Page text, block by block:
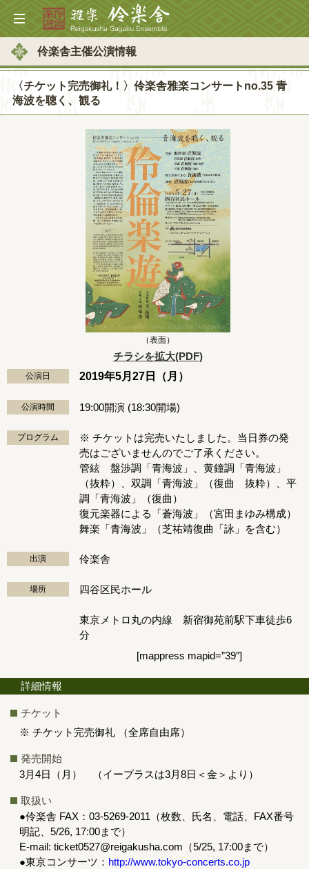
伶楽舎主催公演情報
〈チケット完売御礼！〉伶楽舎雅楽コンサートno.35 青
海波を聴く、観る
（表面）
チラシを拡大(PDF)
公演日 2019年5月27日（月）
公演時間 19:00開演 (18:30開場)
プログラム
※ チケットは完売いたしました。当日券の発
売はございませんのでご了承ください。
管絃 盤渉調「青海波」、黄鐘調「青海波」
（抜粋）、双調「青海波」（復曲 抜粋）、平
調「青海波」（復曲）
復元楽器による「蒼海波」（宮田まゆみ構成）
舞楽「青海波」（芝祐靖復曲「詠」を含む）
出演 伶楽舎
場所 四谷区民ホール
東京メトロ丸の内線 新宿御苑前駅下車徒歩6
分
[mappress mapid=”39″]
詳細情報
チケット
※ チケット完売御礼 （全席自由席）
発売開始
3月4日（月） （イープラスは3月8日＜金＞より）
取扱い
●伶楽舎 FAX：03-5269-2011（枚数、氏名、電話、FAX番号
明記、5/26, 17:00まで）
E-mail: ticket0527@reigakusha.com（5/25, 17:00まで）
●東京コンサーツ： http://www.tokyo-concerts.co.jp